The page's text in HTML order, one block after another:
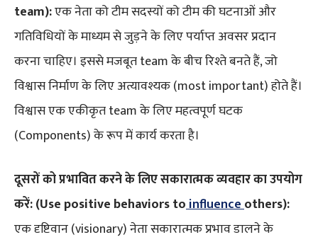
team):एक नेता को टीम सदस्यों को टीम की घटनाओं और
गतिविधियों के माध्यम से जुड़ने के लिए पर्याप्त अवसर प्रदान
करना चाहिए। इससे मजबूत team के बीच रिश्ते बनते हैं, जो
विश्वास निर्माण के लिए अत्यावश्यक (most important) होते हैं।
विश्वास एक एकीकृत team के लिए महत्वपूर्ण घटक
(Components) के रूप में कार्य करता है।
दूसरों को प्रभावित करने के लिए सकारात्मक व्यवहार का उपयोग
करें: (Use positive behaviors toinfluenceothers):
एक दृष्टिवान (visionary) नेता सकारात्मक प्रभाव डालने के